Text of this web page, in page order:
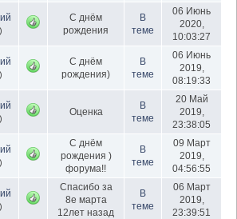
С днём
рождения
В
теме
06 Июнь
2020,
10:03:27
С днём
рождения)
В
теме
06 Июнь
2019,
08:19:33
Оценка
В
теме
20 Май
2019,
23:38:05
С днём
рождения )
форума!!
В
теме
09 Март
2019,
04:56:55
Спасибо за
8е марта
12лет назад
В
теме
06 Март
2019,
23:39:51